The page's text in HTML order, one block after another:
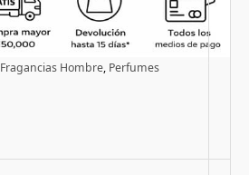
Fragancias Hombre, Perfumes